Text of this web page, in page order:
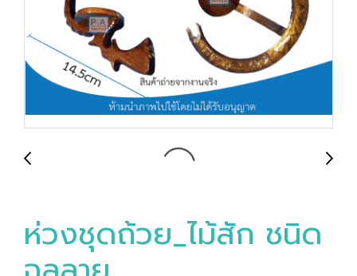
ห่วงชุดถ้วย_ไม้สัก ชนิด